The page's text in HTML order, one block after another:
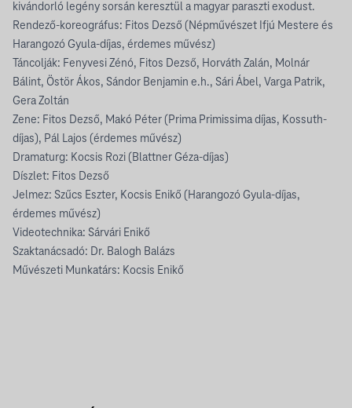
kivándorló legény sorsán keresztül a magyar paraszti exodust.
Rendező-koreográfus: Fitos Dezső (Népművészet Ifjú Mestere és
Harangozó Gyula-díjas, érdemes művész)
Táncolják: Fenyvesi Zénó, Fitos Dezső, Horváth Zalán, Molnár
Bálint, Östör Ákos, Sándor Benjamin e.h., Sári Ábel, Varga Patrik,
Gera Zoltán
Zene: Fitos Dezső, Makó Péter (Prima Primissima díjas, Kossuth-
díjas), Pál Lajos (érdemes művész)
Dramaturg: Kocsis Rozi (Blattner Géza-díjas)
Díszlet: Fitos Dezső
Jelmez: Szűcs Eszter, Kocsis Enikő (Harangozó Gyula-díjas,
érdemes művész)
Videotechnika: Sárvári Enikő
Szaktanácsadó: Dr. Balogh Balázs
Művészeti Munkatárs: Kocsis Enikő